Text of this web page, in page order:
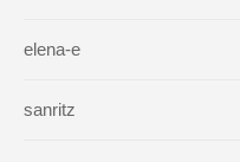
elena-e
sanritz